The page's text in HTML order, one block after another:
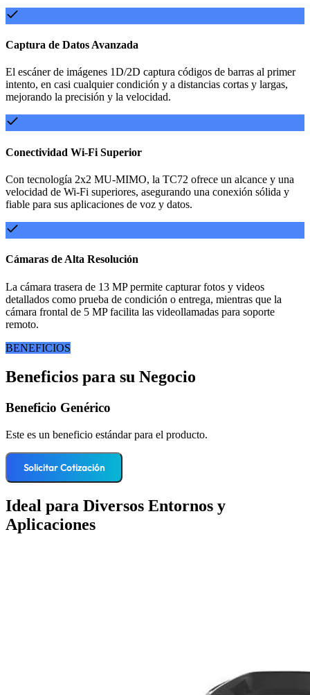
Captura de Datos Avanzada
El escáner de imágenes 1D/2D captura códigos de barras al primer
intento, en casi cualquier condición y a distancias cortas y largas,
mejorando la precisión y la velocidad.
Conectividad Wi-Fi Superior
Con tecnología 2x2 MU-MIMO, la TC72 ofrece un alcance y una
velocidad de Wi-Fi superiores, asegurando una conexión sólida y
fiable para sus aplicaciones de voz y datos.
Cámaras de Alta Resolución
La cámara trasera de 13 MP permite capturar fotos y videos
detallados como prueba de condición o entrega, mientras que la
cámara frontal de 5 MP facilita las videollamadas para soporte
remoto.
BENEFICIOS
Beneficios para su Negocio
Beneficio Genérico
Este es un beneficio estándar para el producto.
Solicitar Cotización
Ideal para Diversos Entornos y
Aplicaciones